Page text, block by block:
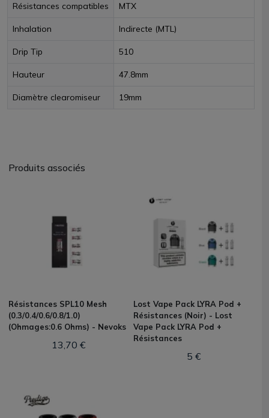
Résistances compatibles MTX
Inhalation Indirecte (MTL)
Drip Tip 510
Hauteur 47.8mm
Diamètre clearomiseur 19mm
Produits associés
Résistances SPL10 Mesh
(0.3/0.4/0.6/0.8/1.0)
(Ohmages:0.6 Ohms) - Nevoks
13,70 €
Lost Vape Pack LYRA Pod +
Résistances (Noir) - Lost
Vape Pack LYRA Pod +
Résistances
5 €